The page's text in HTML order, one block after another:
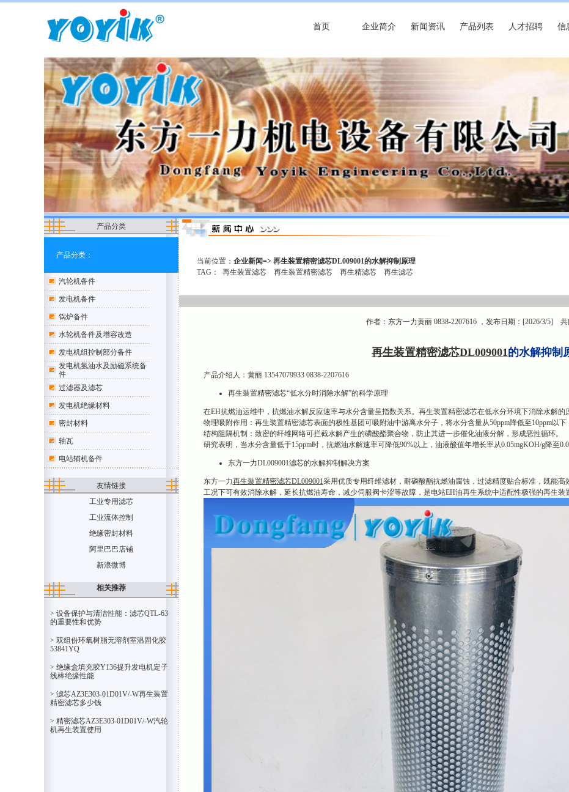
首页 企业简介 新闻资讯 产品列表 人才招聘 信
产品分类
产品分类：
汽轮机备件
发电机备件
锅炉备件
水轮机备件及增容改造
发电机组控制部分备件
发电机氢油水及励磁系统备
件
过滤器及滤芯
发电机绝缘材料
密封材料
轴瓦
电站辅机备件
友情链接
工业专用滤芯
工业流体控制
绝缘密封材料
阿里巴巴店铺
新浪微博
相关推荐
> 设备保护与清洁性能：滤芯QTL-63
的重要性和优势
> 双组份环氧树脂无溶剂室温固化胶
53841YQ
> 绝缘盒填充胶Y136提升发电机定子
线棒绝缘性能
> 滤芯AZ3E303-01D01V/-W再生装置
精密滤芯多少钱
> 精密滤芯AZ3E303-01D01V/-W汽轮
机再生装置使用
当前位置：企业新闻=> 再生装置精密滤芯DL009001的水解抑制原理
TAG：再生装置滤芯 再生装置精密滤芯 再生精滤芯
再生滤芯
作者：东方一力黄丽 0838-2207616 ，发布日期：[2026/3/5]
再生装置精密滤芯DL009001的水解抑制
产品介绍人：黄丽 13547079933 0838-2207616
再生装置精密滤芯“低水分时消除水解”的科学原理
在EH抗燃油运维中，抗燃油水解反应速率与水分含量呈指数关系。再生装置精密滤芯在低水分环境下消除水解的
物理吸附作用：再生装置精密滤芯表面的极性基团可吸附油中游离水分子，将水分含量从50ppm降低至10ppm以下
结构阻隔机制：致密的纤维网络可拦截水解产生的磷酸酯聚合物，防止其进一步催化油液分解，形成恶性循环。
研究表明，当水分含量低于15ppm时，抗燃油水解速率可降低90%以上，油液酸值年增长率从0.05mgKOH/g降至
东方一力DL009001滤芯的水解抑制解决方案
东方一力再生装置精密滤芯DL009001采用优质专用纤维滤材，耐磷酸酯抗燃油腐蚀，过滤精度贴合标准，既能
工况下可有效消除水解，延长抗燃油寿命，减少伺服阀卡涩等故障，是电站EH油再生系统中适配性极强的再生装